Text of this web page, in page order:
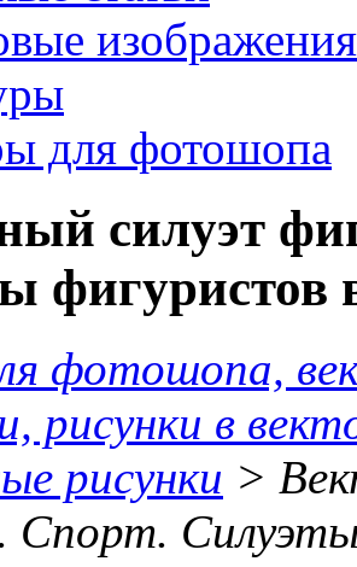
изображения
для фотошопа
силуэт
фигуристов
фотошопа,
рисунки в
рисунки >
Спорт.